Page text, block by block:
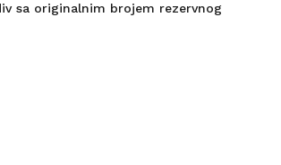
sa originalnim brojem rezervnog